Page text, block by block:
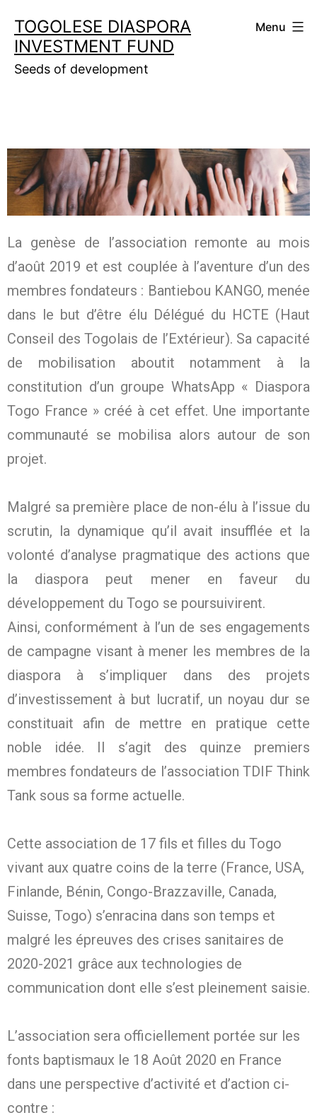
TOGOLESE DIASPORA
INVESTMENT FUND
Seeds of development
Menu
La genèse de l’association remonte au mois
d’août 2019 et est couplée à l’aventure d’un des
membres fondateurs : Bantiebou KANGO, menée
dans le but d’être élu Délégué du HCTE (Haut
Conseil des Togolais de l’Extérieur). Sa capacité
de mobilisation aboutit notamment à la
constitution d’un groupe WhatsApp « Diaspora
Togo France » créé à cet effet. Une importante
communauté se mobilisa alors autour de son
projet.
Malgré sa première place de non-élu à l’issue du
scrutin, la dynamique qu’il avait insufflée et la
volonté d’analyse pragmatique des actions que
la diaspora peut mener en faveur du
développement du Togo se poursuivirent.
Ainsi, conformément à l’un de ses engagements
de campagne visant à mener les membres de la
diaspora à s’impliquer dans des projets
d’investissement à but lucratif, un noyau dur se
constituait afin de mettre en pratique cette
noble idée. Il s’agit des quinze premiers
membres fondateurs de l’association TDIF Think
Tank sous sa forme actuelle.
Cette association de 17 fils et filles du Togo
vivant aux quatre coins de la terre (France, USA,
Finlande, Bénin, Congo-Brazzaville, Canada,
Suisse, Togo) s’enracina dans son temps et
malgré les épreuves des crises sanitaires de
2020-2021 grâce aux technologies de
communication dont elle s’est pleinement saisie.
L’association sera officiellement portée sur les
fonts baptismaux le 18 Août 2020 en France
dans une perspective d’activité et d’action ci-
contre :